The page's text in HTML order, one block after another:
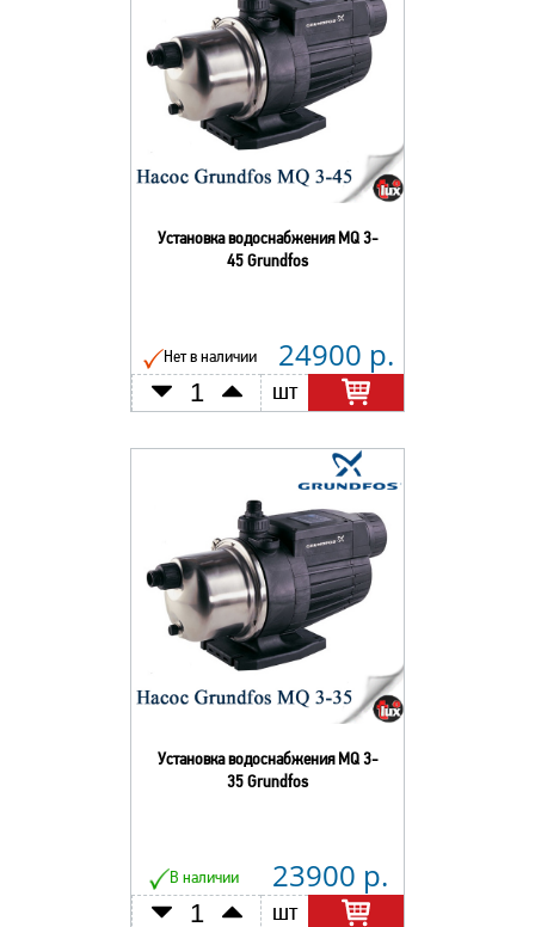
Установка водоснабжения MQ 3-
45 Grundfos
Нет в наличии 24900 р.
шт
Установка водоснабжения MQ 3-
35 Grundfos
В наличии 23900 р.
шт